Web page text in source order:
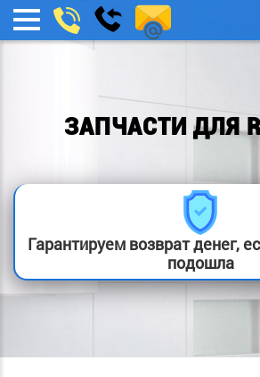
МЕНЮ
звонок
ЗАПЧАСТИ ДЛЯ
Гарантируем возврат денег,
подошла